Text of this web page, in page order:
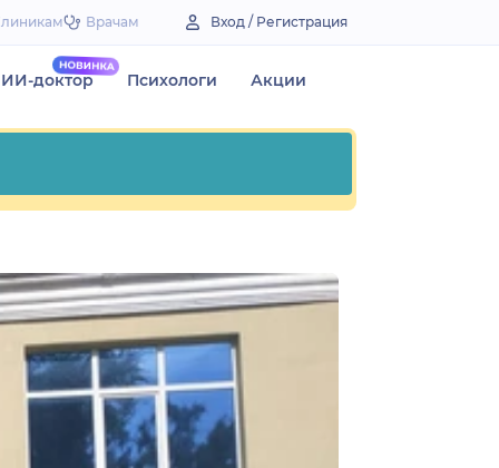
Врачам Вход / Регистрация
ИИ-доктор Психологи Акции